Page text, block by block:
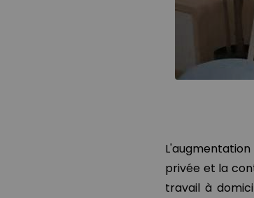
privée et la
travail à